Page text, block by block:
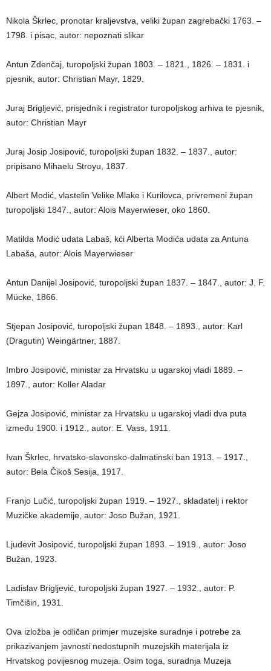
Nikola Škrlec, pronotar kraljevstva, veliki župan zagrebački 1763. –
1798. i pisac, autor: nepoznati slikar
Antun Zdenčaj, turopoljski župan 1803. – 1821., 1826. – 1831. i
pjesnik, autor: Christian Mayr, 1829.
Juraj Brigljević, prisjednik i registrator turopoljskog arhiva te pjesnik,
autor: Christian Mayr
Juraj Josip Josipović, turopoljski župan 1832. – 1837., autor:
pripisano Mihaelu Stroyu, 1837.
Albert Modić, vlastelin Velike Mlake i Kurilovca, privremeni župan
turopoljski 1847., autor: Alois Mayerwieser, oko 1860.
Matilda Modić udata Labaš, kći Alberta Modića udata za Antuna
Labaša, autor: Alois Mayerwieser
Antun Danijel Josipović, turopoljski župan 1837. – 1847., autor: J. F.
Mücke, 1866.
Stjepan Josipović, turopoljski župan 1848. – 1893., autor: Karl
(Dragutin) Weingärtner, 1887.
Imbro Josipović, ministar za Hrvatsku u ugarskoj vladi 1889. –
1897., autor: Koller Aladar
Gejza Josipović, ministar za Hrvatsku u ugarskoj vladi dva puta
između 1900. i 1912., autor: E. Vass, 1911.
Ivan Škrlec, hrvatsko-slavonsko-dalmatinski ban 1913. – 1917.,
autor: Bela Čikoš Sesija, 1917.
Franjo Lučić, turopoljski župan 1919. – 1927., skladatelj i rektor
Muzičke akademije, autor: Joso Bužan, 1921.
Ljudevit Josipović, turopoljski župan 1893. – 1919., autor: Joso
Bužan, 1923.
Ladislav Brigljević, turopoljski župan 1927. – 1932., autor: P.
Timčišin, 1931.
Ova izložba je odličan primjer muzejske suradnje i potrebe za
prikazivanjem javnosti nedostupnih muzejskih materijala iz
Hrvatskog povijesnog muzeja. Osim toga, suradnja Muzeja